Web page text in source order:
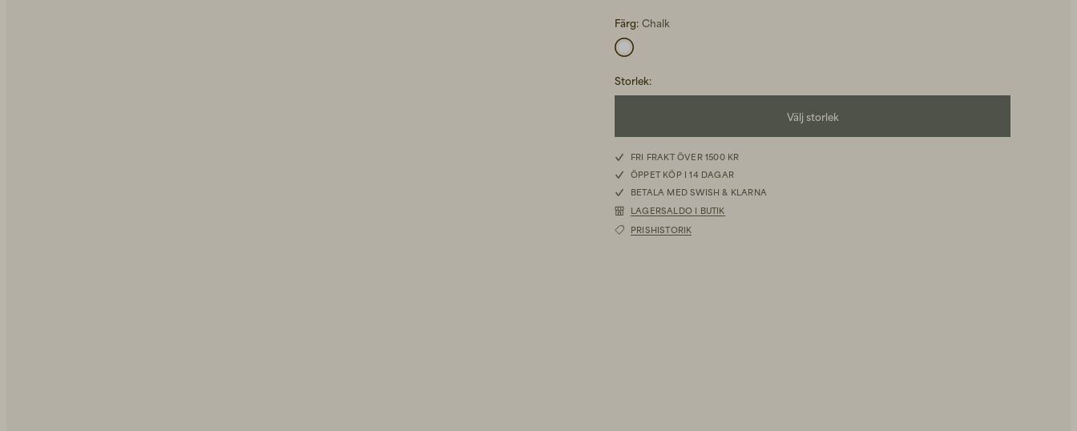
Färg: Chalk
Storlek:
Välj storlek
S
M
FRI FRAKT ÖVER 1500 KR
ÖPPET KÖP I 14 DAGAR
BETALA MED SWISH & KLARNA
LAGERSALDO I BUTIK
PRISHISTORIK